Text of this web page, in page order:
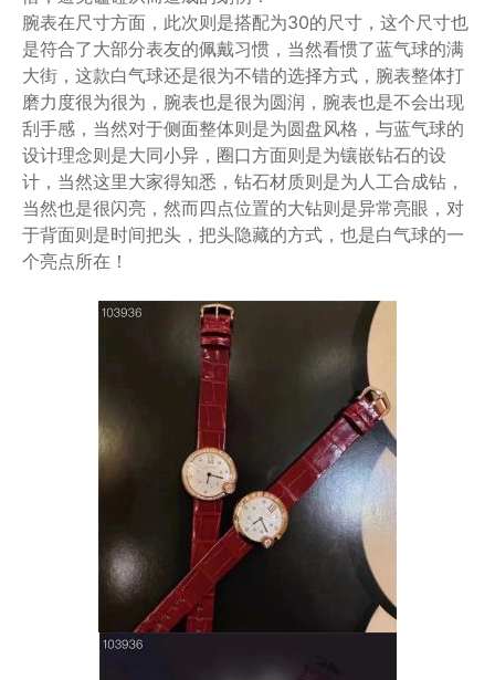
腕表在尺寸方面，此次则是搭配为30的尺寸，这个尺寸也
是符合了大部分表友的佩戴习惯，当然看惯了蓝气球的满
大街，这款白气球还是很为不错的选择方式，腕表整体打
磨力度很为很为，腕表也是很为圆润，腕表也是不会出现
刮手感，当然对于侧面整体则是为圆盘风格，与蓝气球的
设计理念则是大同小异，圈口方面则是为镶嵌钻石的设
计，当然这里大家得知悉，钻石材质则是为人工合成钻，
当然也是很闪亮，然而四点位置的大钻则是异常亮眼，对
于背面则是时间把头，把头隐藏的方式，也是白气球的一
个亮点所在！